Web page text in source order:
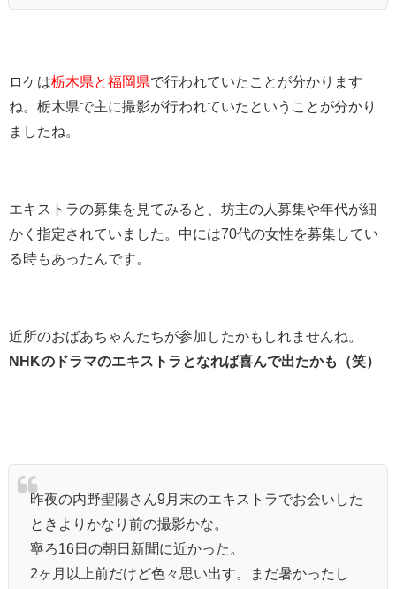
ロケは栃木県と福岡県で行われていたことが分かります
ね。栃木県で主に撮影が行われていたということが分かり
ましたね。
エキストラの募集を見てみると、坊主の人募集や年代が細
かく指定されていました。中には70代の女性を募集してい
る時もあったんです。
近所のおばあちゃんたちが参加したかもしれませんね。
NHKのドラマのエキストラとなれば喜んで出たかも（笑）
昨夜の内野聖陽さん9月末のエキストラでお会いした
ときよりかなり前の撮影かな。
寧ろ16日の朝日新聞に近かった。
2ヶ月以上前だけど色々思い出す。まだ暑かったし